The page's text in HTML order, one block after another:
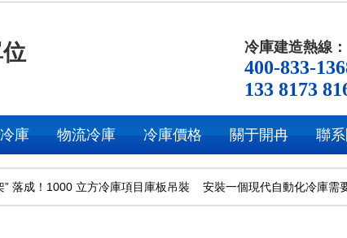
冷庫建造熱線：
400-833-
133 8173
庫 物流冷庫 冷庫價格 關于開冉 聯
” 落成！1000 立方冷庫項目庫板吊裝 安裝一個現代自動化冷庫需